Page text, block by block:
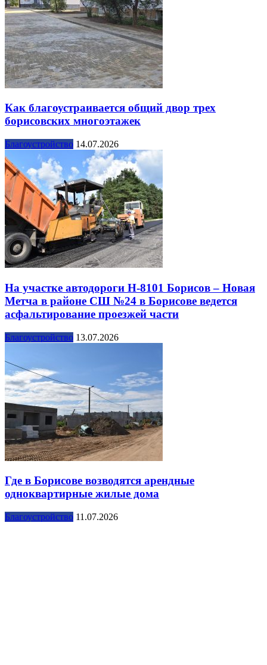
Как благоустраивается общий двор трех
борисовских многоэтажек
Благоустройство 14.07.2026
На участке автодороги Н-8101 Борисов – Новая
Метча в районе СШ №24 в Борисове ведется
асфальтирование проезжей части
Благоустройство 13.07.2026
Где в Борисове возводятся арендные
одноквартирные жилые дома
Благоустройство 11.07.2026